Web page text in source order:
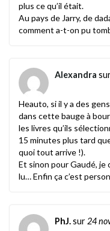
plus ce qu’il était.
Au pays de Jarry, de
comment a-t-on pu
Alexandra
Heauto, si il y a des
dans cette bauge à
les livres qu’ils
15 minutes plus tard
quoi tout arrive !).
Et sinon pour Gaudé, je
lu… Enfin ça c’est
PhJ.sur 24